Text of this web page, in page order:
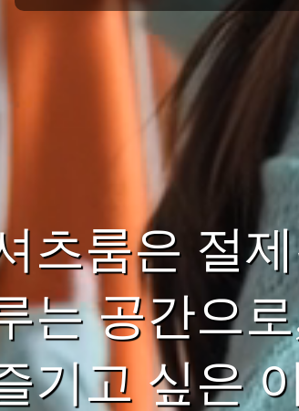
츠룸은 절
는 공간으
기고 싶은